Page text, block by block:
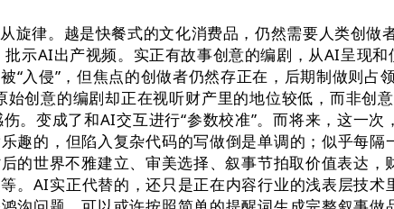
律。越是快餐式的文化消费品，仍然需要人类创做
示AI出产视频。实正有故事创意的编剧，从AI呈现
“入侵”，但焦点的创做者仍然存正在，后期制做则
创意的编剧却正在视听财产里的地位较低，而非创
。变成了和AI交互进行“参数校准”。而将来，这一
趣的，但陷入复杂代码的写做倒是单调的；似乎每
的世界不雅建立、审美选择、叙事节拍取价值表达
。AI实正代替的，还只是正在内容行业的浅表层技